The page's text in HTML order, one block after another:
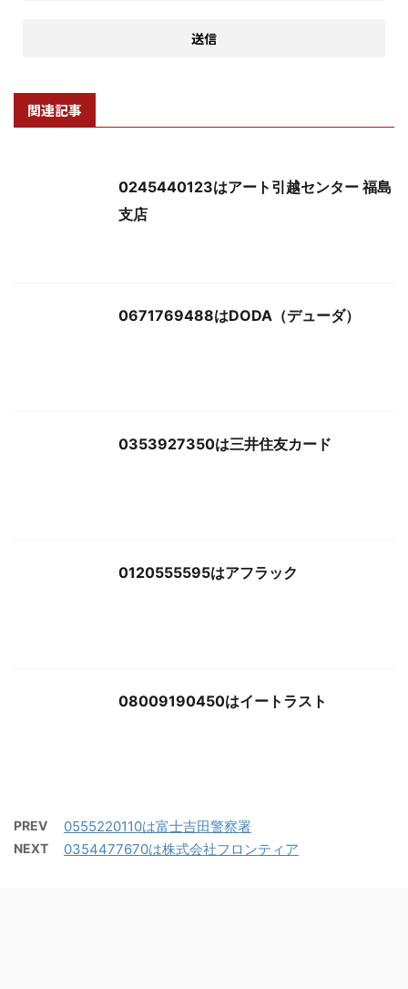
関連記事
0245440123はアート引越センター 福島
支店
0671769488はDODA（デューダ）
0353927350は三井住友カード
0120555595はアフラック
08009190450はイートラスト
PREV 0555220110は富士吉田警察署
NEXT 0354477670は株式会社フロンティア